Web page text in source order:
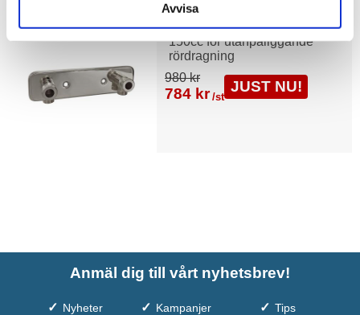
Avvisa
Duschbyggarna Blandarfäste
150cc för utanpåliggande
rördragning
980 kr
784 kr /st
JUST NU!
Anmäl dig till vårt nyhetsbrev!
Nyheter Kampanjer Tips